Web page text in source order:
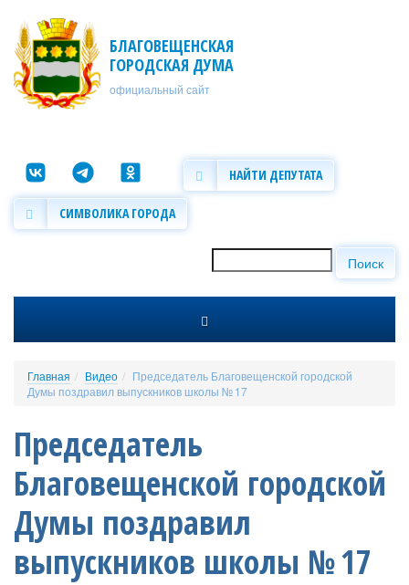
БЛАГОВЕЩЕНСКАЯ
ГОРОДСКАЯ ДУМА
официальный сайт
НАЙТИ ДЕПУТАТА
СИМВОЛИКА ГОРОДА
Форма поиска
Поиск
Главная Видео
Председатель Благовещенской городской
Думы поздравил выпускников школы № 17
Председатель
Благовещенской городской
Думы поздравил
выпускников школы № 17